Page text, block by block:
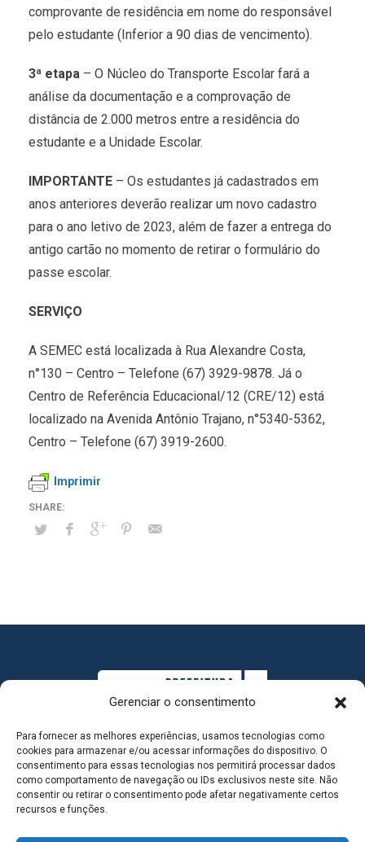
Gerenciar o consentimento
Para fornecer as melhores experiências, usamos tecnologias como
cookies para armazenar e/ou acessar informações do dispositivo. O
consentimento para essas tecnologias nos permitirá processar dados
como comportamento de navegação ou IDs exclusivos neste site. Não
consentir ou retirar o consentimento pode afetar negativamente certos
recursos e funções.
comprovante de residência em nome do responsável
pelo estudante (Inferior a 90 dias de vencimento).
3ª etapa – O Núcleo do Transporte Escolar fará a
análise da documentação e a comprovação de
distância de 2.000 metros entre a residência do
estudante e a Unidade Escolar.
IMPORTANTE – Os estudantes já cadastrados em
anos anteriores deverão realizar um novo cadastro
para o ano letivo de 2023, além de fazer a entrega do
antigo cartão no momento de retirar o formulário do
passe escolar.
SERVIÇO
A SEMEC está localizada à Rua Alexandre Costa,
n°130 – Centro – Telefone (67) 3929-9878. Já o
Centro de Referência Educacional/12 (CRE/12) está
localizado na Avenida Antônio Trajano, n°5340-5362,
Centro – Telefone (67) 3919-2600.
Imprimir
MAPA DO SITE